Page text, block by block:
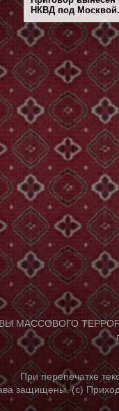
НКВД под Москвой.
МАССОВОГО ТЕРРОРА,
При перепечатке
защищены. (с) Приход